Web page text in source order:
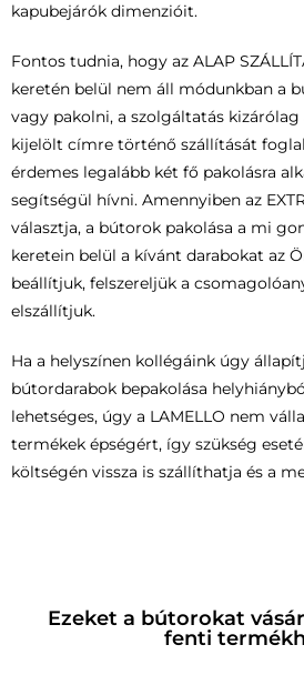
kapubejárók dimenzióit.
Fontos tudnia, hogy az ALAP
keretén belül nem áll módunkban a
vagy pakolni, a szolgáltatás
kijelölt címre történő szállítását
érdemes legalább két fő pakolásra
segítségül hívni. Amennyiben az
választja, a bútorok pakolása a mi
keretein belül a kívánt darabokat az
beállítjuk, felszereljük a
elszállítjuk.
Ha a helyszínen kollégáink úgy
bútordarabok bepakolása
lehetséges, úgy a LAMELLO nem
termékek épségért, így szükség
költségén vissza is szállíthatja és a
Ezeket a bútorokat
fenti